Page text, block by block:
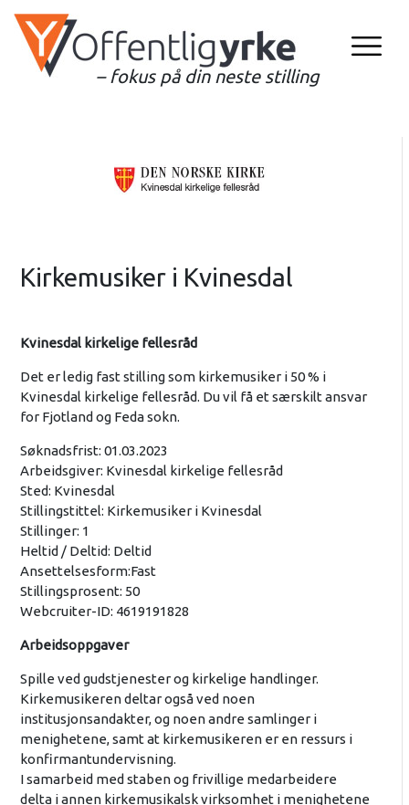
– fokus på din neste stilling
Kirkemusiker i Kvinesdal
Kvinesdal kirkelige fellesråd
Det er ledig fast stilling som kirkemusiker i 50 % i
Kvinesdal kirkelige fellesråd. Du vil få et særskilt ansvar
for Fjotland og Feda sokn.
Søknadsfrist: 01.03.2023
Arbeidsgiver: Kvinesdal kirkelige fellesråd
Sted: Kvinesdal
Stillingstittel: Kirkemusiker i Kvinesdal
Stillinger: 1
Heltid / Deltid: Deltid
Ansettelsesform:Fast
Stillingsprosent: 50
Webcruiter-ID: 4619191828
Arbeidsoppgaver
Spille ved gudstjenester og kirkelige handlinger.
Kirkemusikeren deltar også ved noen
institusjonsandakter, og noen andre samlinger i
menighetene, samt at kirkemusikeren er en ressurs i
konfirmantundervisning.
I samarbeid med staben og frivillige medarbeidere
delta i annen kirkemusikalsk virksomhet i menighetene